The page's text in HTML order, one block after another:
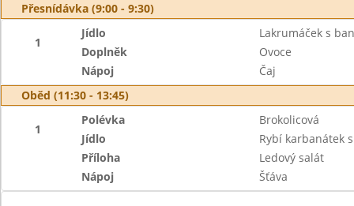
Přesnídávka (9:00 - 9:30)
1
Jídlo
Lakrumáček s
Doplněk
Ovoce
Nápoj
Čaj
Oběd (11:30 - 13:45)
1
Polévka
Brokolicová
Jídlo
Rybí karbanátek
Příloha
Ledový salát
Nápoj
Šťáva